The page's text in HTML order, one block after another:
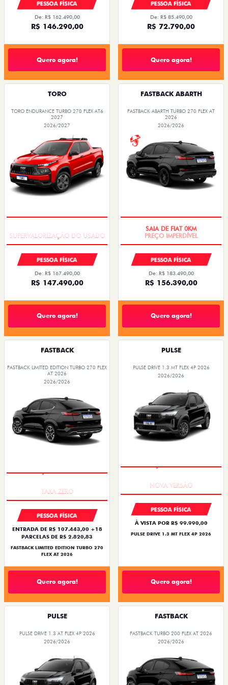
PESSOA FÍSICA
De: R$ 162.490,00
R$ 146.290,00
Quero agora!
PESSOA FÍSICA
De: R$ 85.490,00
R$ 72.790,00
Quero agora!
TORO
TORO ENDURANCE TURBO 270 FLEX AT6
2027
2026/2027
PESSOA FÍSICA
De: R$ 167.490,00
R$ 147.490,00
Quero agora!
FASTBACK ABARTH
FASTBACK ABARTH TURBO 270 FLEX AT
2026
2026/2026
PESSOA FÍSICA
De: R$ 183.490,00
R$ 156.390,00
Quero agora!
FASTBACK
FASTBACK LIMITED EDITION TURBO 270 FLEX
AT 2026
2026/2026
PREÇO IMPERDÍVEL
PESSOA FÍSICA
ENTRADA DE R$ 107.443,00 +18
PARCELAS DE R$ 2.820,83
FASTBACK LIMITED EDITION TURBO 270
FLEX AT 2026
Quero agora!
PULSE
PULSE DRIVE 1.3 MT FLEX 4P 2026
2026/2026
PREÇO IMPERDÍVEL
PESSOA FÍSICA
À VISTA POR R$ 99.990,00
PULSE DRIVE 1.3 MT FLEX 4P 2026
Quero agora!
PULSE
PULSE DRIVE 1.3 AT FLEX 4P 2026
2026/2026
FASTBACK
FASTBACK TURBO 200 FLEX AT 2026
2026/2026